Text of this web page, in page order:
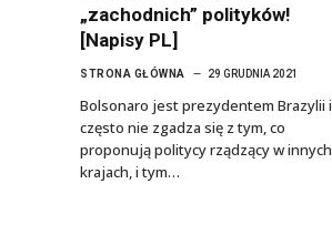
„zachodnich” polityków!
[Napisy PL]
STRONA GŁÓWNA 29 GRUDNIA 2021
Bolsonaro jest prezydentem Brazylii i
często nie zgadza się z tym, co
proponują politycy rządzący w innych
krajach, i tym…